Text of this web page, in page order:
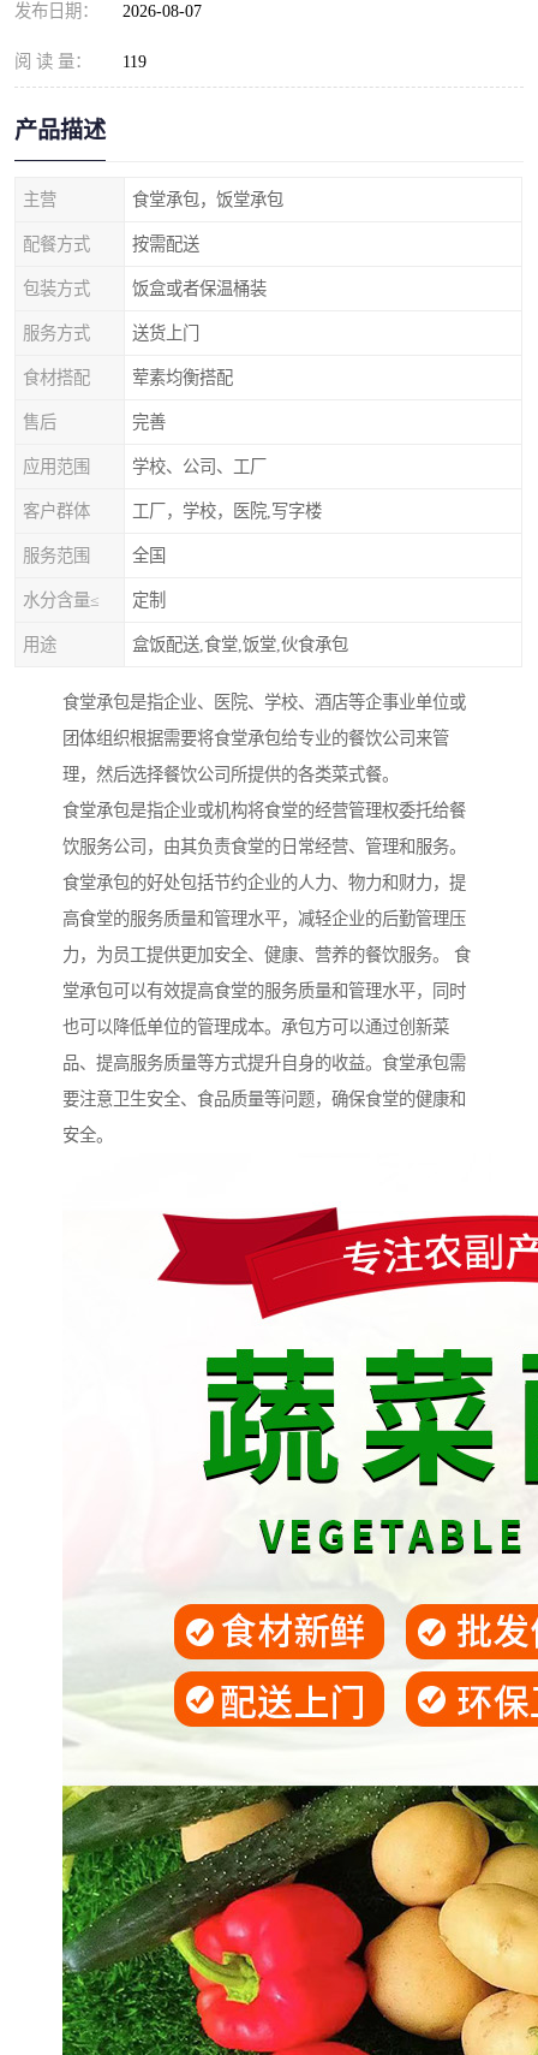
发布日期： 2026-08-07
阅 读 量： 119
产品描述
主营 食堂承包，饭堂承包
配餐方式 按需配送
包装方式 饭盒或者保温桶装
服务方式 送货上门
食材搭配 荤素均衡搭配
售后 完善
应用范围 学校、公司、工厂
客户群体 工厂，学校，医院,写字楼
服务范围 全国
水分含量≤ 定制
用途 盒饭配送,食堂,饭堂,伙食承包
食堂承包是指企业、医院、学校、酒店等企事业单位或
团体组织根据需要将食堂承包给专业的餐饮公司来管
理，然后选择餐饮公司所提供的各类菜式餐。
食堂承包是指企业或机构将食堂的经营管理权委托给餐
饮服务公司，由其负责食堂的日常经营、管理和服务。
食堂承包的好处包括节约企业的人力、物力和财力，提
高食堂的服务质量和管理水平，减轻企业的后勤管理压
力，为员工提供更加安全、健康、营养的餐饮服务。 食
堂承包可以有效提高食堂的服务质量和管理水平，同时
也可以降低单位的管理成本。承包方可以通过创新菜
品、提高服务质量等方式提升自身的收益。食堂承包需
要注意卫生安全、食品质量等问题，确保食堂的健康和
安全。